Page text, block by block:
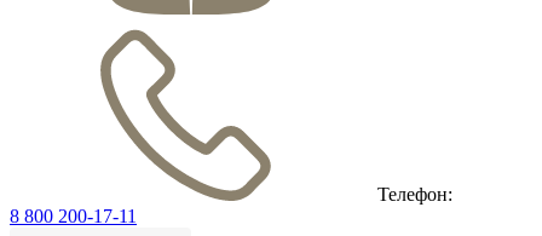
Телефон:
8 800 200-17-11